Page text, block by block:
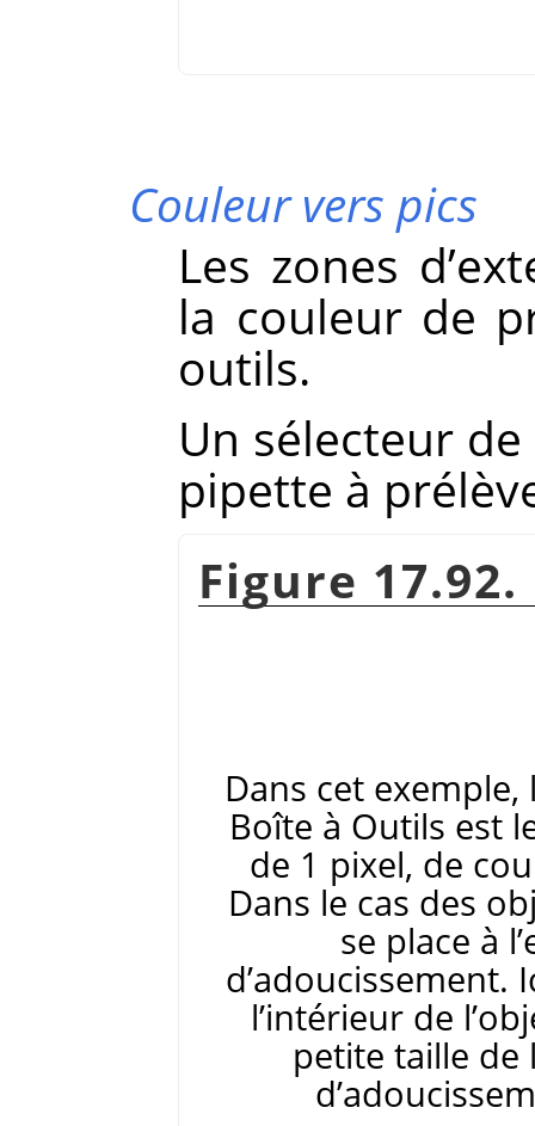
Couleur vers pics
Les zones
la couleur de
outils.
Un sélecteur
pipette à
Figure
Dans cet
Boîte à Outils est
de 1 pixel, de
Dans le cas des
se place à
l’intérieur de
petite taille de